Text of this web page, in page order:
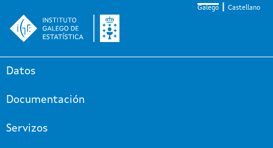
Galego Castellano
Datos
Documentación
Servizos